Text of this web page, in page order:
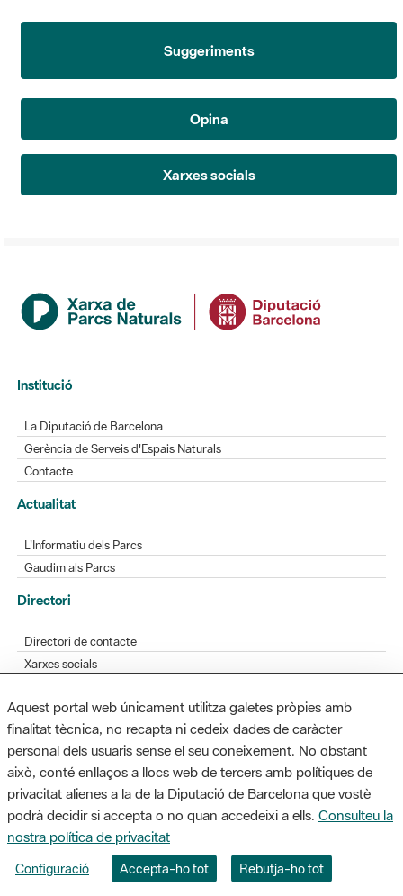
Suggeriments
Opina
Xarxes socials
Institució
La Diputació de Barcelona
Gerència de Serveis d'Espais Naturals
Contacte
Actualitat
L'Informatiu dels Parcs
Gaudim als Parcs
Directori
Directori de contacte
Xarxes socials
Bústia de suggeriments
Opineu sobre els parcs
MAPA WEB AVÍS LEGAL ACCESSIBILITAT
Diputació de Barcelona. Edifici Llacuna, 1a planta. Badajoz, 49. 08005
Barcelona. Tel. 934 022 428 / xarxaparcs@diba.cat
Aquest portal web únicament utilitza galetes pròpies amb
finalitat tècnica, no recapta ni cedeix dades de caràcter
personal dels usuaris sense el seu coneixement. No obstant
això, conté enllaços a llocs web de tercers amb polítiques de
privacitat alienes a la de la Diputació de Barcelona que vostè
podrà decidir si accepta o no quan accedeixi a ells. Consulteu la
nostra política de privacitat
Configuració Accepta-ho tot Rebutja-ho tot